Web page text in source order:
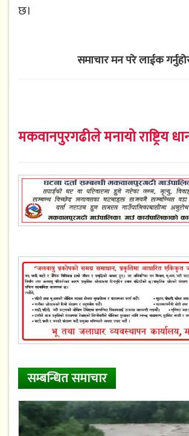
छ।
समाचार मन परे लाईक
मकवानपुरगढीले मनायो राष्ट्रिय
सम्बन्धित समाचार